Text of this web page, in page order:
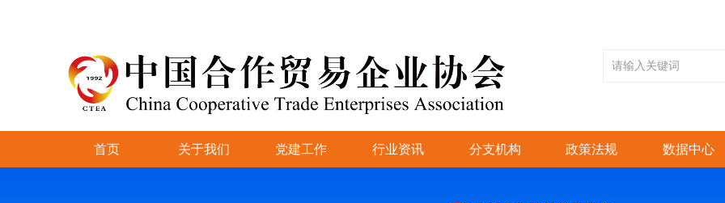
首页 关于我们 党建工作 行业资讯 分支机构 政策法规 数据中心